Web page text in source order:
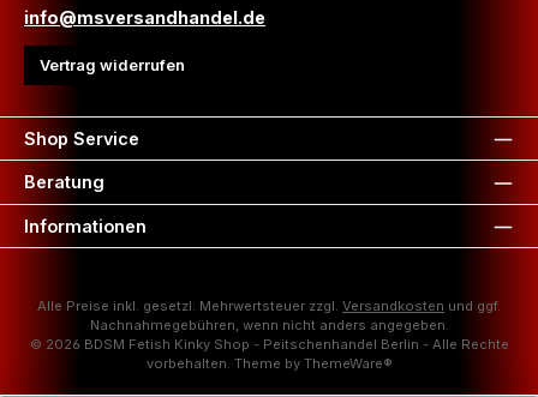
info@msversandhandel.de
Vertrag widerrufen
Shop Service
Beratung
Informationen
Alle Preise inkl. gesetzl. Mehrwertsteuer zzgl. Versandkosten und ggf.
Nachnahmegebühren, wenn nicht anders angegeben.
© 2026 BDSM Fetish Kinky Shop - Peitschenhandel Berlin - Alle Rechte
vorbehalten. Theme by ThemeWare®